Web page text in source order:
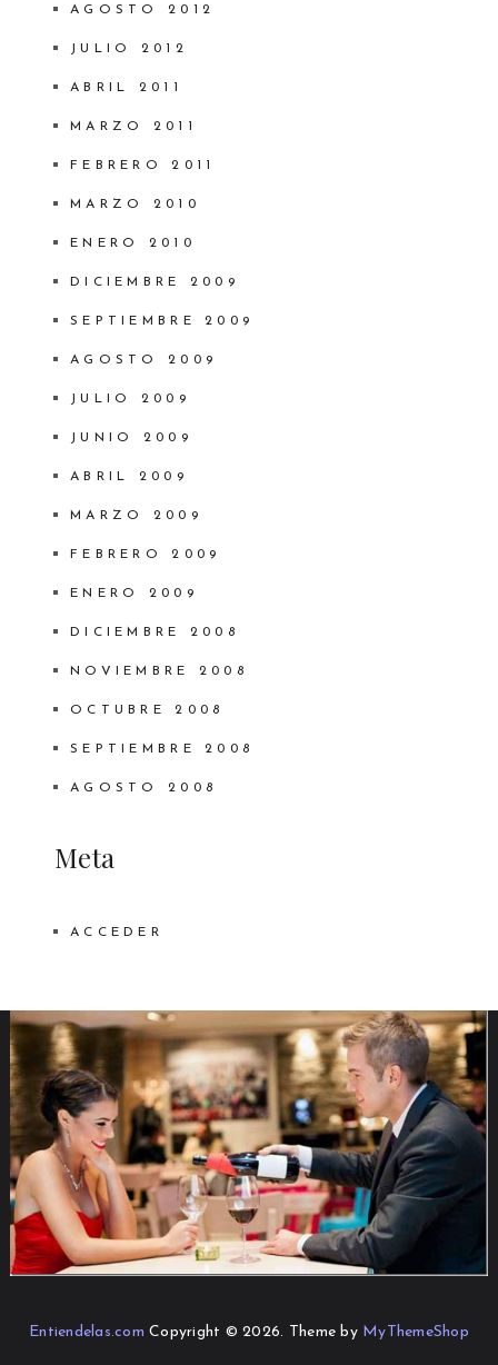
AGOSTO 2012
JULIO 2012
ABRIL 2011
MARZO 2011
FEBRERO 2011
MARZO 2010
ENERO 2010
DICIEMBRE 2009
SEPTIEMBRE 2009
AGOSTO 2009
JULIO 2009
JUNIO 2009
ABRIL 2009
MARZO 2009
FEBRERO 2009
ENERO 2009
DICIEMBRE 2008
NOVIEMBRE 2008
OCTUBRE 2008
SEPTIEMBRE 2008
AGOSTO 2008
Meta
ACCEDER
Entiendelas.com Copyright © 2026. Theme by MyThemeShop